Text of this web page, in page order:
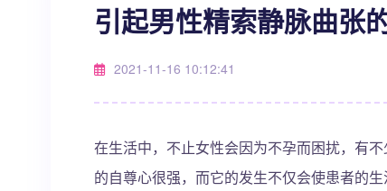
引起男性精索静脉曲张
2021-11-16 10:12:41
在生活中，不止女性会因为不孕而困扰，有
的自尊心很强，而它的发生不仅会使患者的